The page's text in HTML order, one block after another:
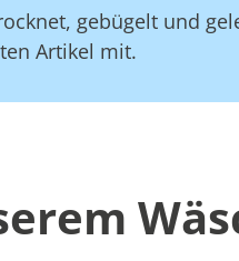
gebügelt und
Artikel mit.